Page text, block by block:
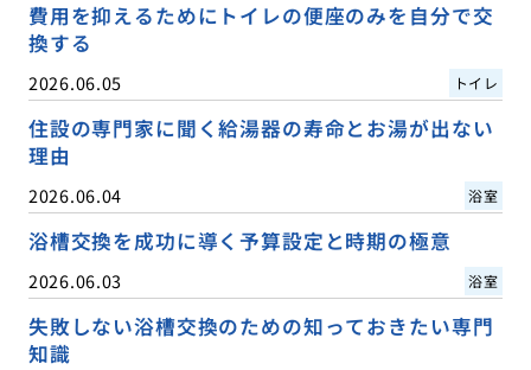
費用を抑えるためにトイレの便座のみを自分で交
換する
2026.06.05 トイレ
住設の専門家に聞く給湯器の寿命とお湯が出ない
理由
2026.06.04 浴室
浴槽交換を成功に導く予算設定と時期の極意
2026.06.03 浴室
失敗しない浴槽交換のための知っておきたい専門
知識